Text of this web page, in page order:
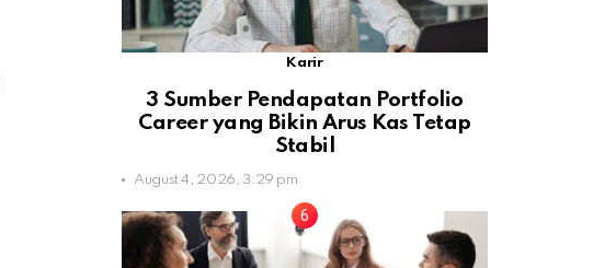
Karir
3 Sumber Pendapatan Portfolio
Career yang Bikin Arus Kas Tetap
Stabil
August 4, 2026, 3:29 pm